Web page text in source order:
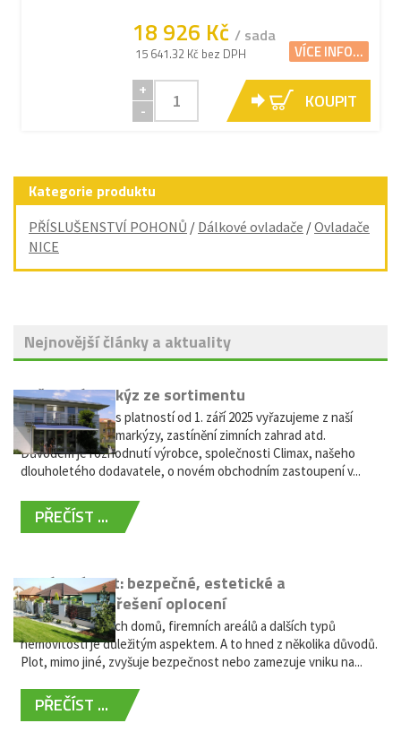
18 926 Kč / sada
15 641.32 Kč bez DPH VÍCE INFO...
+
-
KOUPIT
Kategorie produktu
PŘÍSLUŠENSTVÍ POHONŮ / Dálkové ovladače /Ovladače
NICE
Nejnovější články a aktuality
Vyřazení markýz ze sortimentu
Vážení zákazníci, s platností od 1. září 2025 vyřazujeme z naší
nabídky výsuvné markýzy, zastínění zimních zahrad atd.
Důvodem je rozhodnutí výrobce, společnosti Climax, našeho
dlouholetého dodavatele, o novém obchodním zastoupení v...
PŘEČÍST ...
Hliníkový plot: bezpečné, estetické a
bezúdržbové řešení oplocení
Oplocení rodinných domů, firemních areálů a dalších typů
nemovitostí je důležitým aspektem. A to hned z několika důvodů.
Plot, mimo jiné, zvyšuje bezpečnost nebo zamezuje vniku na...
PŘEČÍST ...